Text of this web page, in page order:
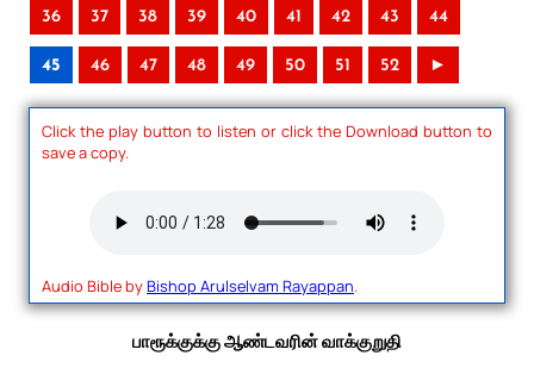
36 37 38 39 40 41 42 43 44
45 46 47 48 49 50 51 52 ►
Click the play button to listen or click the Download button to
save a copy.
Audio Bible byBishop Arulselvam Rayappan.
பாரூக்குக்கு ஆண்டவரின் வாக்குறுதி